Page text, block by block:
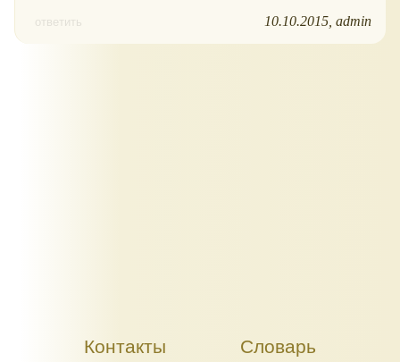
ответить 10.10.2015 admin
Контакты Словарь